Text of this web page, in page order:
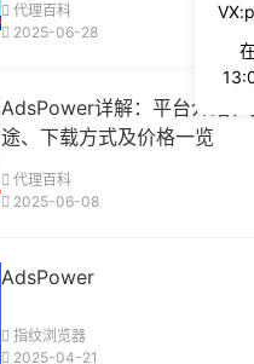
代理百科
2025-06-28
AdsPower详解：平台介绍、
途、下载方式及价格一览
代理百科
2025-06-08
AdsPower
指纹浏览器
2025-04-21